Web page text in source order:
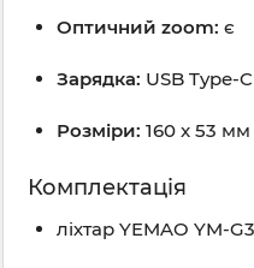
Оптичний zoom: є
Зарядка: USB Type-C
Розміри: 160 x 53 мм
Комплектація
ліхтар YEMAO YM-